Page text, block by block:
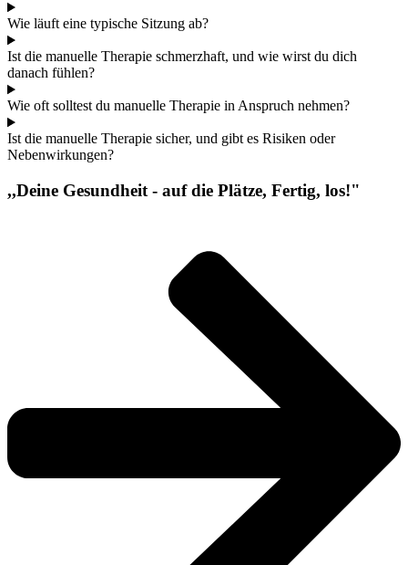
Wie läuft eine typische Sitzung ab?
Ist die manuelle Therapie schmerzhaft, und wie wirst du dich
danach fühlen?
Wie oft solltest du manuelle Therapie in Anspruch nehmen?
Ist die manuelle Therapie sicher, und gibt es Risiken oder
Nebenwirkungen?
,,Deine Gesundheit - auf die Plätze, Fertig, los!"